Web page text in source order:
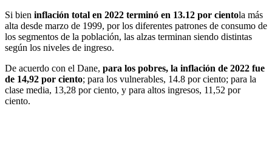
Si bien inflación total en 2022 terminó en 13.12 por cientola más
alta desde marzo de 1999, por los diferentes patrones de consumo de
los segmentos de la población, las alzas terminan siendo distintas
según los niveles de ingreso.
De acuerdo con el Dane, para los pobres, la inflación de 2022 fue
de 14,92 por ciento; para los vulnerables, 14.8 por ciento; para la
clase media, 13,28 por ciento, y para altos ingresos, 11,52 por
ciento.